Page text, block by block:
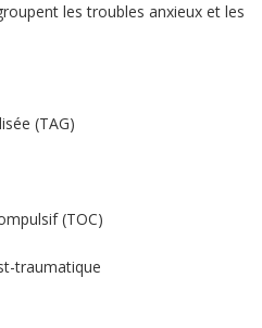
les troubles anxieux et les
(TAG)
(TOC)
traumatique